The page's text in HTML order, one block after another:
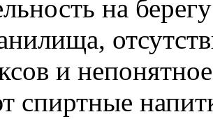
на
и
спиртные